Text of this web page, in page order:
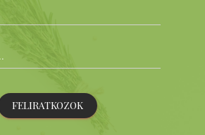
FELIRATKOZOK